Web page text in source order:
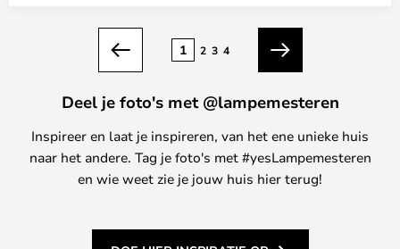
Vorige
1 2 3 4
Volgende
Deel je foto's met @lampemesteren
Inspireer en laat je inspireren, van het ene unieke huis
naar het andere. Tag je foto's met #yesLampemesteren
en wie weet zie je jouw huis hier terug!